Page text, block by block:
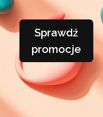
Sprawdź
promocje